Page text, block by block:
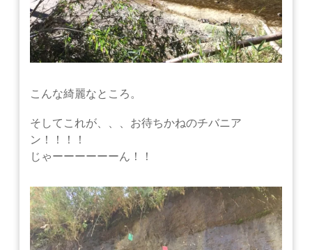
こんな綺麗なところ。
そしてこれが、、、お待ちかねのチバニア
ン！！！！
じゃーーーーーーん！！